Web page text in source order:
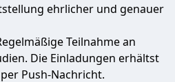
ehrlicher und genauer
Teilnahme an
Die Einladungen erhältst
Push-Nachricht.